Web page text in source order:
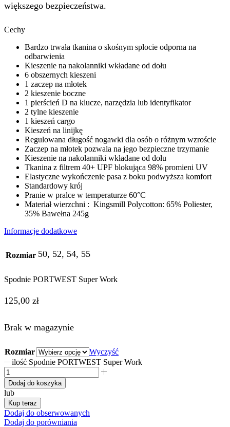
większego bezpieczeństwa.
Cechy
Bardzo trwała tkanina o skośnym splocie odporna na
odbarwienia
Kieszenie na nakolanniki wkładane od dołu
6 obszernych kieszeni
1 zaczep na młotek
2 kieszenie boczne
1 pierścień D na klucze, narzędzia lub identyfikator
2 tylne kieszenie
1 kieszeń cargo
Kieszeń na linijkę
Regulowana długość nogawki dla osób o różnym wzroście
Zaczep na młotek pozwala na jego bezpieczne trzymanie
Kieszenie na nakolanniki wkładane od dołu
Tkanina z filtrem 40+ UPF blokująca 98% promieni UV
Elastyczne wykończenie pasa z boku podwyższa komfort
Standardowy krój
Pranie w pralce w temperaturze 60°C
Materiał wierzchni : Kingsmill Polycotton: 65% Poliester,
35% Bawełna 245g
Informacje dodatkowe
Rozmiar 50, 52, 54, 55
Spodnie PORTWEST Super Work
125,00 zł
Brak w magazynie
Rozmiar
Wyczyść
ilość Spodnie PORTWEST Super Work
Dodaj do koszyka
lub
Kup teraz
Dodaj do obserwowanych
Dodaj do porówniania